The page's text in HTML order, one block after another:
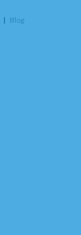
Blog